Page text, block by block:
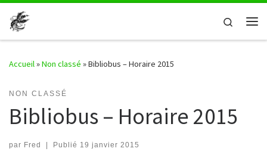
Passer au contenu
Search
Accueil»Non classé »Bibliobus – Horaire 2015
NON CLASSÉ
Bibliobus – Horaire 2015
par Fred | Publié 19 janvier 2015